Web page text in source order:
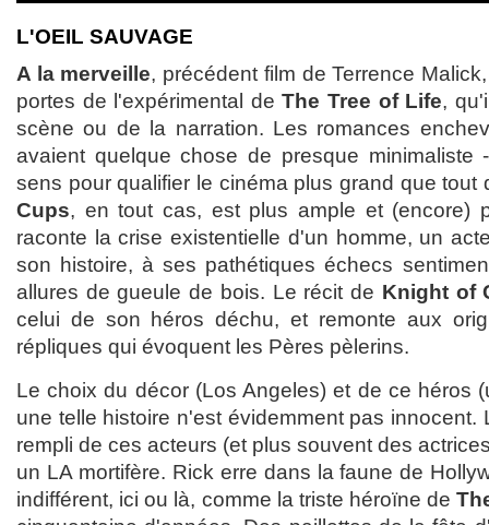
L'OEIL SAUVAGE
A la merveille, précédent film de Terrence
portes de l'expérimental deThe Tree of Life,
scène ou de la narration. Les romances
avaient quelque chose de presque
sens pour qualifier le cinéma plus grand que tout
Cups, en tout cas, est plus ample et (encore)
raconte la crise existentielle d'un homme, un
son histoire, à ses pathétiques échecs
allures de gueule de bois. Le récit de Knight of
celui de son héros déchu, et remonte aux
répliques qui évoquent les Pères pèlerins.
Le choix du décor (Los Angeles) et de ce héros
une telle histoire n'est évidemment pas innocent.
rempli de ces acteurs (et plus souvent des
un LA mortifère. Rick erre dans la faune de
indifférent, ici ou là, comme la triste héroïne de